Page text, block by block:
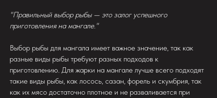
"Правильный выбор рыбы — это залог успешного
приготовления на мангале."
Выбор рыбы для мангала имеет важное значение, так как
разные виды рыбы требуют разных подходов к
приготовлению. Для жарки на мангале лучше всего подходят
такие виды рыбы, как лосось, сазан, форель и скумбрия, так
как их мясо достаточно плотное и не разваливается при